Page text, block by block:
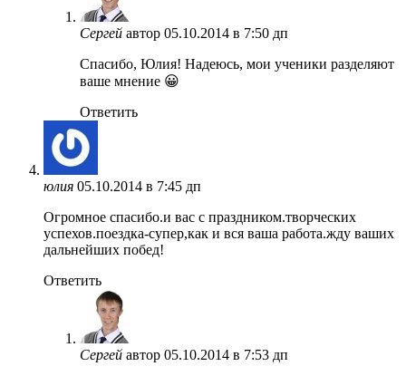
Сергей автор 05.10.2014 в 7:50 дп
Спасибо, Юлия! Надеюсь, мои ученики разделяют
ваше мнение 😀
Ответить
юлия 05.10.2014 в 7:45 дп
Огромное спасибо.и вас с праздником.творческих
успехов.поездка-супер,как и вся ваша работа.жду ваших
дальнейших побед!
Ответить
Сергей автор 05.10.2014 в 7:53 дп